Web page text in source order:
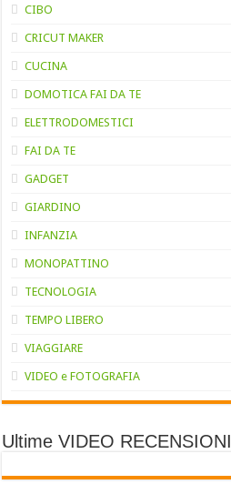
CIBO
CRICUT MAKER
CUCINA
DOMOTICA FAI DA TE
ELETTRODOMESTICI
FAI DA TE
GADGET
GIARDINO
INFANZIA
MONOPATTINO
TECNOLOGIA
TEMPO LIBERO
VIAGGIARE
VIDEO e FOTOGRAFIA
Ultime VIDEO RECENSIONI